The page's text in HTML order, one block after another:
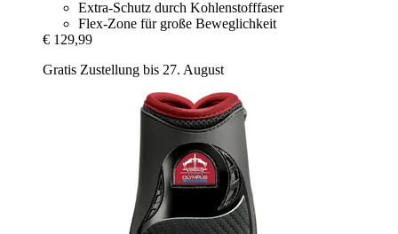
Extra-Schutz durch Kohlenstofffaser
Flex-Zone für große Beweglichkeit
€ 129,99
Gratis Zustellung bis 27. August